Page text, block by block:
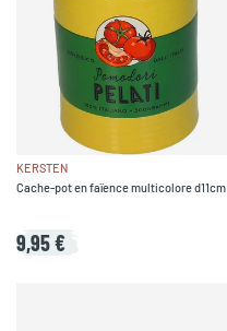
KERSTEN
Cache-pot en faïence multicolore d11cm
9,95 €